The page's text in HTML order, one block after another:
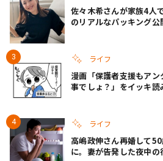
佐々木希さんが家族4人
のリアルなパッキング公
ライフ
漫画「保護者支援もアン
事でしょ？」をイッキ読
ライフ
高嶋政伸さん再婚して
に。妻が告発した夜中の